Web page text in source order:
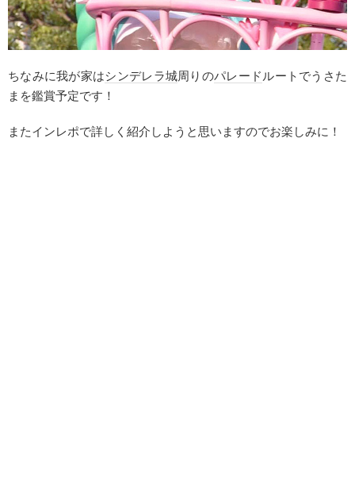
ちなみに我が家はシンデレラ城周りのパレードルートでうさた
まを鑑賞予定です！
またインレポで詳しく紹介しようと思いますのでお楽しみに！